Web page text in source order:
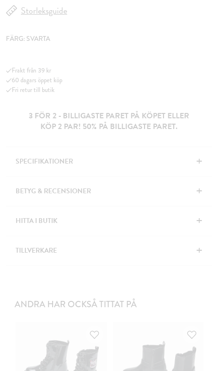
Storleksguide
FÄRG: SVARTA
Frakt från 39 kr
60 dagars öppet köp
Fri retur till butik
3 FÖR 2 - BILLIGASTE PARET PÅ KÖPET ELLER
KÖP 2 PAR! 50% PÅ BILLIGASTE PARET.
SPECIFIKATIONER +
BETYG & RECENSIONER +
HITTA I BUTIK +
TILLVERKARE +
ANDRA HAR OCKSÅ TITTAT PÅ